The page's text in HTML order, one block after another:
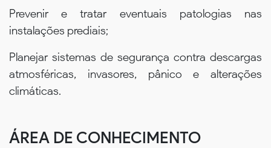
Prevenir e tratar eventuais patologias nas
instalações prediais;
Planejar sistemas de segurança contra descargas
atmosféricas, invasores, pânico e alterações
climáticas.
ÁREA DE CONHECIMENTO